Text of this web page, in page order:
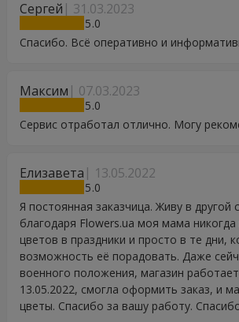
Сергей 31.03.2023
5
Спасибо. Всё оперативно и
Максим 07.03.2023
5
Сервис отработал отлично. Могу
Елизавета 13.05.2022
5
Я постоянная заказчица. Живу в другой
благодаря Flowers.ua моя мама никогда
цветов в праздники и просто в те дни,
возможность её порадовать. Даже
военного положения, магазин
13.05.2022, смогла оформить заказ, и
цветы. Спасибо за вашу работу.